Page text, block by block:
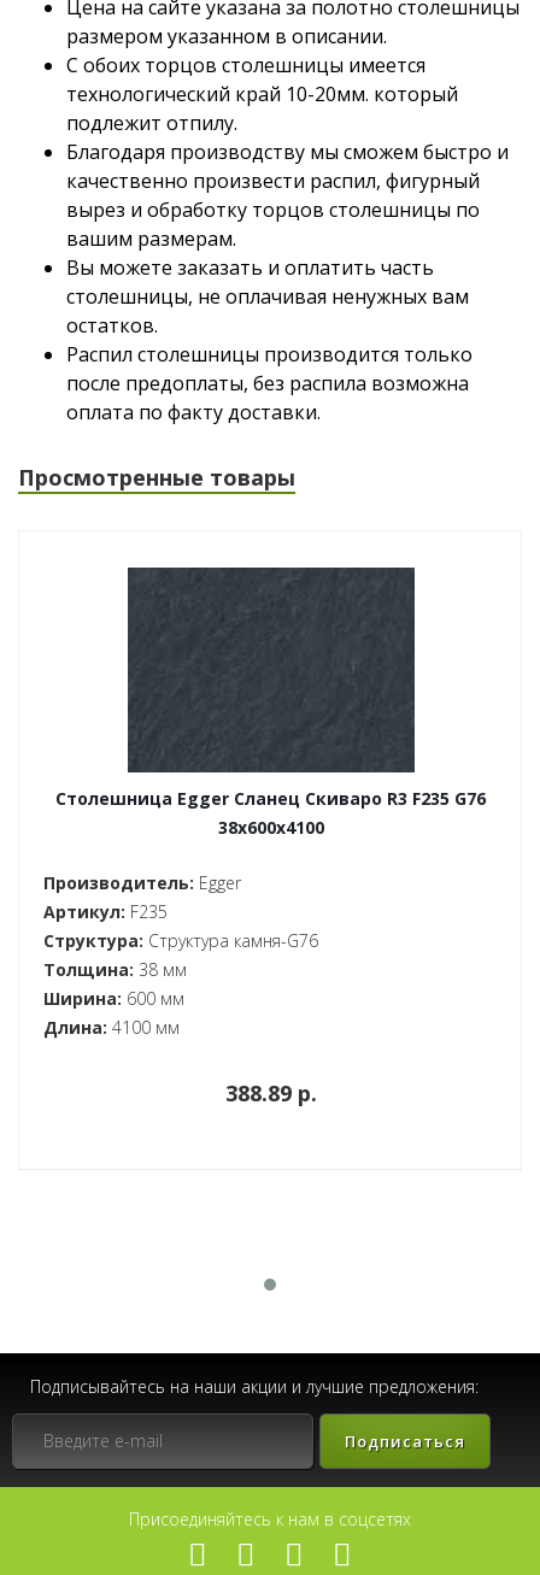
Цена на сайте указана за полотно столешницы
размером указанном в описании.
С обоих торцов столешницы имеется
технологический край 10-20мм. который
подлежит отпилу.
Благодаря производству мы сможем быстро и
качественно произвести распил, фигурный
вырез и обработку торцов столешницы по
вашим размерам.
Вы можете заказать и оплатить часть
столешницы, не оплачивая ненужных вам
остатков.
Распил столешницы производится только
после предоплаты, без распила возможна
оплата по факту доставки.
Просмотренные товары
Столешница Egger Сланец Скиваро R3 F235 G76
38x600x4100
Производитель: Egger
Артикул: F235
Структура: Структура камня-G76
Толщина: 38 мм
Ширина: 600 мм
Длина: 4100 мм
388.89 p.
Подписывайтесь на наши акции и лучшие предложения:
Подписаться
Присоединяйтесь к нам в соцсетях